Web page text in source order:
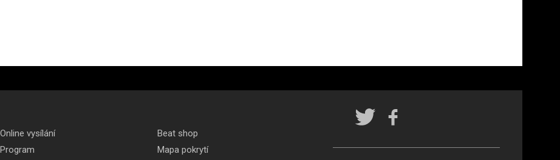
Online vysílání
Program
Beat shop
Mapa pokrytí
Rádio